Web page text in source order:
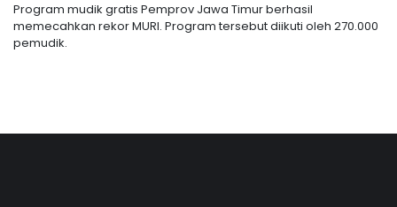
Program mudik gratis Pemprov Jawa Timur berhasil
memecahkan rekor MURI. Program tersebut diikuti oleh 270.000
pemudik.